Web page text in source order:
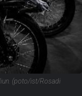
(poto/ist/Rosadi